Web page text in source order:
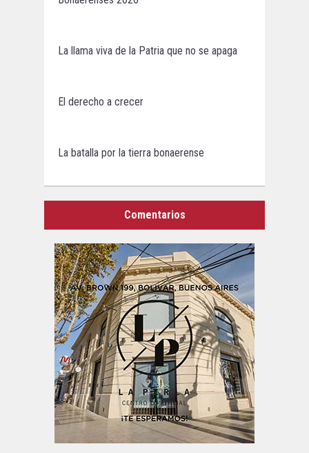
La llama viva de la Patria que no se apaga
El derecho a crecer
La batalla por la tierra bonaerense
Comentarios